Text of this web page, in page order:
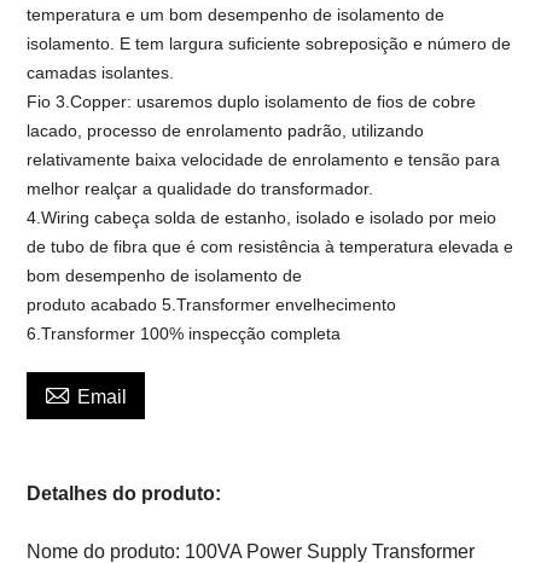
temperatura e um bom desempenho de isolamento de
isolamento. E tem largura suficiente sobreposição e número de
camadas isolantes.
Fio 3.Copper: usaremos duplo isolamento de fios de cobre
lacado, processo de enrolamento padrão, utilizando
relativamente baixa velocidade de enrolamento e tensão para
melhor realçar a qualidade do transformador.
4.Wiring cabeça solda de estanho, isolado e isolado por meio
de tubo de fibra que é com resistência à temperatura elevada e
bom desempenho de isolamento de
produto acabado 5.Transformer envelhecimento
6.Transformer 100% inspecção completa
 Email
Detalhes do produto:
Nome do produto: 100VA Power Supply Transformer